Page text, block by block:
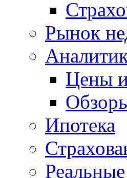
Рынок
Цены
Ипотека